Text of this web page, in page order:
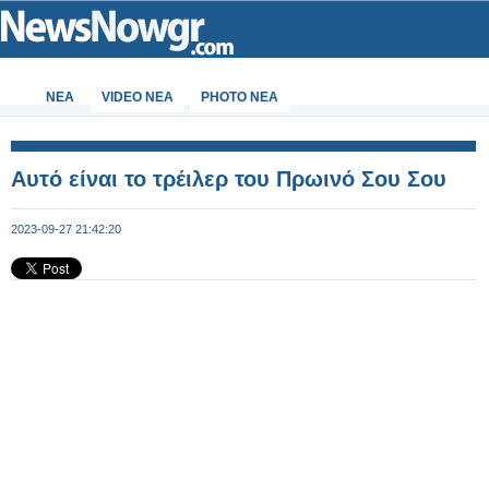
ΝΕΑ VIDEO NEA PHOTO NEA
Αυτό είναι το τρέιλερ του Πρωινό Σου Σου
2023-09-27 21:42:20